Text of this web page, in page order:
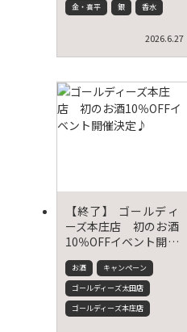
金・喜平
銀 香水
2026.6.27
【終了】 ゴールディ
ーズ本庄店 初のお酒
10％OFFイベント開催
決定♪
お酒
キャンペーン
ゴールディーズ太田店
ゴールディーズ本庄店